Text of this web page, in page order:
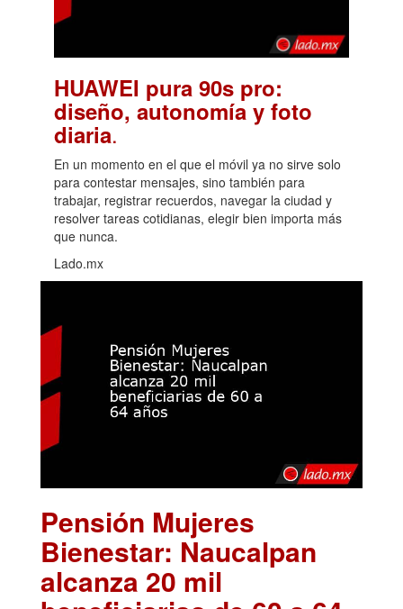
HUAWEI pura 90s pro:
diseño, autonomía y foto
diaria.
En un momento en el que el móvil ya no sirve solo
para contestar mensajes, sino también para
trabajar, registrar recuerdos, navegar la ciudad y
resolver tareas cotidianas, elegir bien importa más
que nunca.
Lado.mx
Pensión Mujeres
Bienestar: Naucalpan
alcanza 20 mil